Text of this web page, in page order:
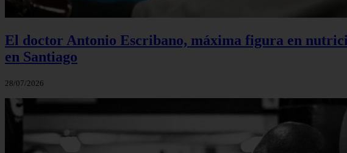
El doctor Antonio Escribano, máxima figura en
en Santiago
28/07/2026